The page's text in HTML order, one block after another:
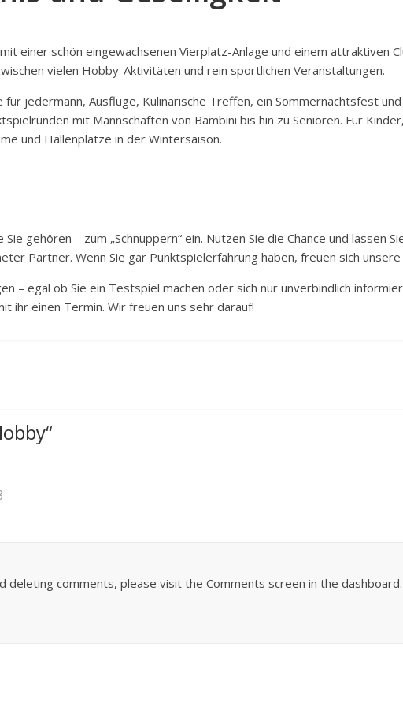
einer schön eingewachsenen Vierplatz-Anlage und einem attraktiven
vielen Hobby-Aktivitäten und rein sportlichen Veranstaltungen.
jedermann, Ausflüge, Kulinarische Treffen, ein Sommernachtsfest
mit Mannschaften von Bambini bis hin zu Senioren. Für
und Hallenplätze in der Wintersaison.
gehören – zum „Schnuppern“ ein. Nutzen Sie die Chance und lassen
Partner. Wenn Sie gar Punktspielerfahrung haben, freuen sich unsere
– egal ob Sie ein Testspiel machen oder sich nur unverbindlich
ihr einen Termin. Wir freuen uns sehr darauf!
“
comments, please visit the Comments screen in the dashboard.